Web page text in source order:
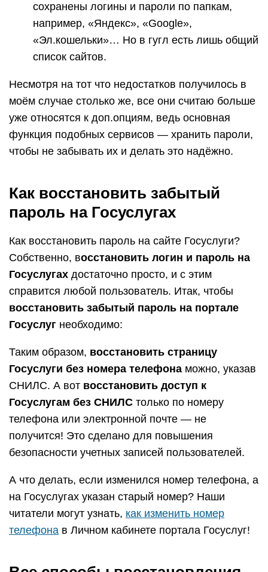
сохранены логины и пароли по папкам,
например, «Яндекс», «Google»,
«Эл.кошельки»… Но в гугл есть лишь общий
список сайтов.
Несмотря на тот что недостатков получилось в
моём случае столько же, все они считаю больше
уже относятся к доп.опциям, ведь основная
функция подобных сервисов — хранить пароли,
чтобы не забывать их и делать это надёжно.
Как восстановить забытый
пароль на Госуслугах
Как восстановить пароль на сайте Госуслуги?
Собственно, восстановить логин и пароль на
Госуслугах достаточно просто, и с этим
справится любой пользователь. Итак, чтобы
восстановить забытый пароль на портале
Госуслуг необходимо:
Таким образом, восстановить страницу
Госуслуги без номера телефона можно, указав
СНИЛС. А вот восстановить доступ к
Госуслугам без СНИЛС только по номеру
телефона или электронной почте — не
получится! Это сделано для повышения
безопасности учетных записей пользователей.
А что делать, если изменился номер телефона, а
на Госуслугах указан старый номер? Наши
читатели могут узнать, как изменить номер
телефона в Личном кабинете портала Госуслуг!